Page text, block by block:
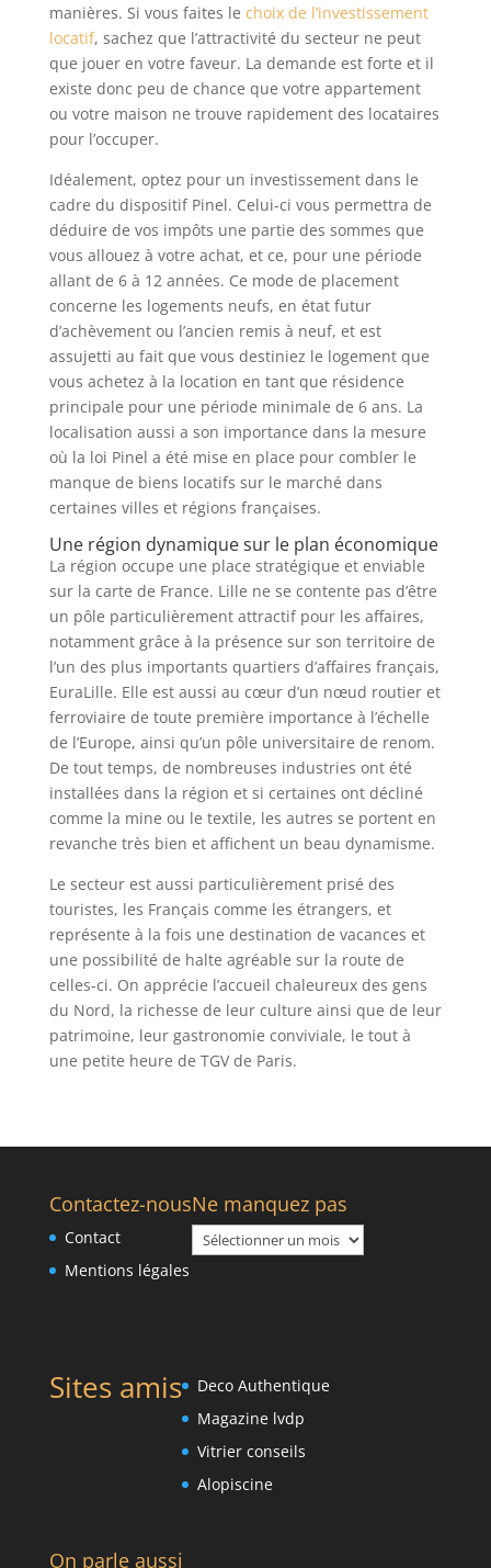
manières. Si vous faites le choix de l’investissement
locatif, sachez que l’attractivité du secteur ne peut
que jouer en votre faveur. La demande est forte et il
existe donc peu de chance que votre appartement
ou votre maison ne trouve rapidement des locataires
pour l’occuper.
Idéalement, optez pour un investissement dans le
cadre du dispositif Pinel. Celui-ci vous permettra de
déduire de vos impôts une partie des sommes que
vous allouez à votre achat, et ce, pour une période
allant de 6 à 12 années. Ce mode de placement
concerne les logements neufs, en état futur
d’achèvement ou l’ancien remis à neuf, et est
assujetti au fait que vous destiniez le logement que
vous achetez à la location en tant que résidence
principale pour une période minimale de 6 ans. La
localisation aussi a son importance dans la mesure
où la loi Pinel a été mise en place pour combler le
manque de biens locatifs sur le marché dans
certaines villes et régions françaises.
Une région dynamique sur le plan économique
La région occupe une place stratégique et enviable
sur la carte de France. Lille ne se contente pas d’être
un pôle particulièrement attractif pour les affaires,
notamment grâce à la présence sur son territoire de
l’un des plus importants quartiers d’affaires français,
EuraLille. Elle est aussi au cœur d’un nœud routier et
ferroviaire de toute première importance à l’échelle
de l’Europe, ainsi qu’un pôle universitaire de renom.
De tout temps, de nombreuses industries ont été
installées dans la région et si certaines ont décliné
comme la mine ou le textile, les autres se portent en
revanche très bien et affichent un beau dynamisme.
Le secteur est aussi particulièrement prisé des
touristes, les Français comme les étrangers, et
représente à la fois une destination de vacances et
une possibilité de halte agréable sur la route de
celles-ci. On apprécie l’accueil chaleureux des gens
du Nord, la richesse de leur culture ainsi que de leur
patrimoine, leur gastronomie conviviale, le tout à
une petite heure de TGV de Paris.
Contactez-nous
Contact
Mentions légales
Ne manquez pas
Ne
manquez
Sites amis
Deco Authentique
Magazine lvdp
Vitrier conseils
Alopiscine
On parle aussi